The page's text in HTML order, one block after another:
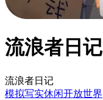
流浪者日记
流浪者日记
模拟写实休闲开放世界